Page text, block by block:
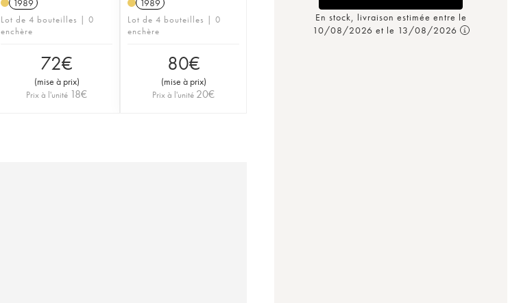
1989
Lot de 4 bouteilles | 0
enchère
72€
(mise à prix)
Prix à l'unité 18€
1989
Lot de 4 bouteilles | 0
enchère
80€
(mise à prix)
Prix à l'unité 20€
En stock, livraison estimée entre le
10/08/2026 et le 13/08/2026